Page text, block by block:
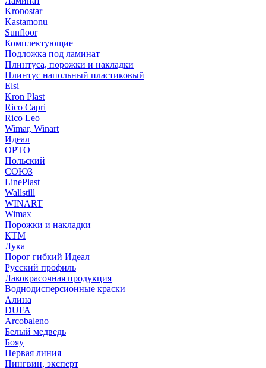
Kronostar
Kastamonu
Sunfloor
Комплектующие
Подложка под ламинат
Плинтуса, порожки и накладки
Плинтус напольный пластиковый
Elsi
Kron Plast
Rico Capri
Rico Leo
Wimar, Winart
Идеал
ОРТО
Польский
СОЮЗ
LinePlast
Wallstill
WINART
Wimax
Порожки и накладки
КТМ
Лука
Порог гибкий Идеал
Русский профиль
Лакокрасочная продукция
Воднодисперсионные краски
Алина
DUFA
Arcobaleno
Белый медведь
Бояу
Первая линия
Пингвин, эксперт